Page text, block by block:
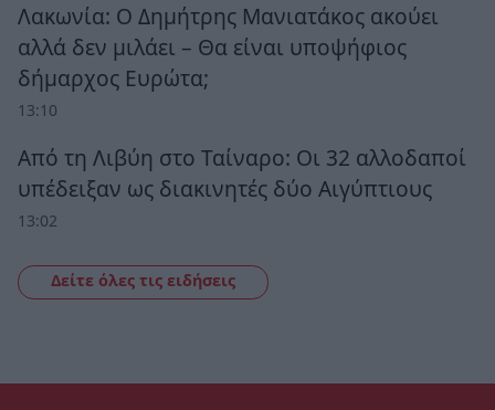
Λακωνία: Ο Δημήτρης Μανιατάκος ακούει
αλλά δεν μιλάει – Θα είναι υποψήφιος
δήμαρχος Ευρώτα;
13:10
Από τη Λιβύη στο Ταίναρο: Οι 32 αλλοδαποί
υπέδειξαν ως διακινητές δύο Αιγύπτιους
13:02
Δείτε όλες τις ειδήσεις